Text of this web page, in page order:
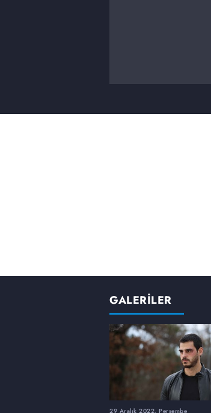
GALERİLER
29 Aralık 2022, Perşembe